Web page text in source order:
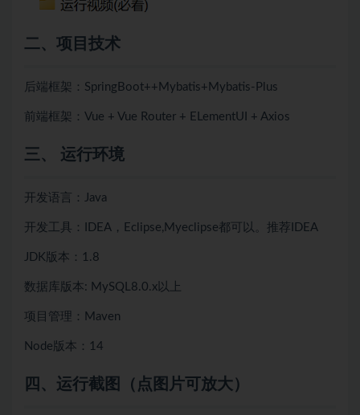
二、项目技术
后端框架：SpringBoot++ Mybatis+ Mybatis-Plus
前端框架：Vue + Vue Router + ELementUI + Axios
三、 运行环境
开发语言：Java
开发工具：IDEA，Eclipse,Myeclipse都可以。推荐IDEA
JDK版本：1.8
数据库版本: MySQL8.0.x以上
项目管理：Maven
Node版本：14
四、 运行截图（点图片可放大）